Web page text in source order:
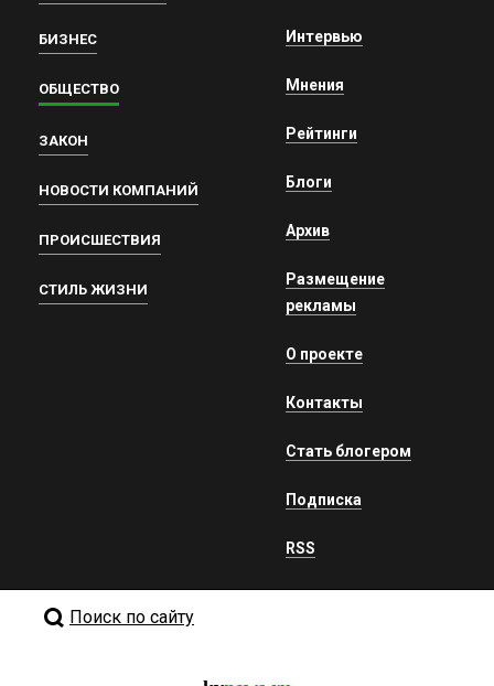
БИЗНЕС
ОБЩЕСТВО
ЗАКОН
НОВОСТИ КОМПАНИЙ
ПРОИСШЕСТВИЯ
СТИЛЬ ЖИЗНИ
Интервью
Мнения
Рейтинги
Блоги
Архив
Размещение
рекламы
О проекте
Контакты
Стать блогером
Подписка
RSS
Поиск по сайту